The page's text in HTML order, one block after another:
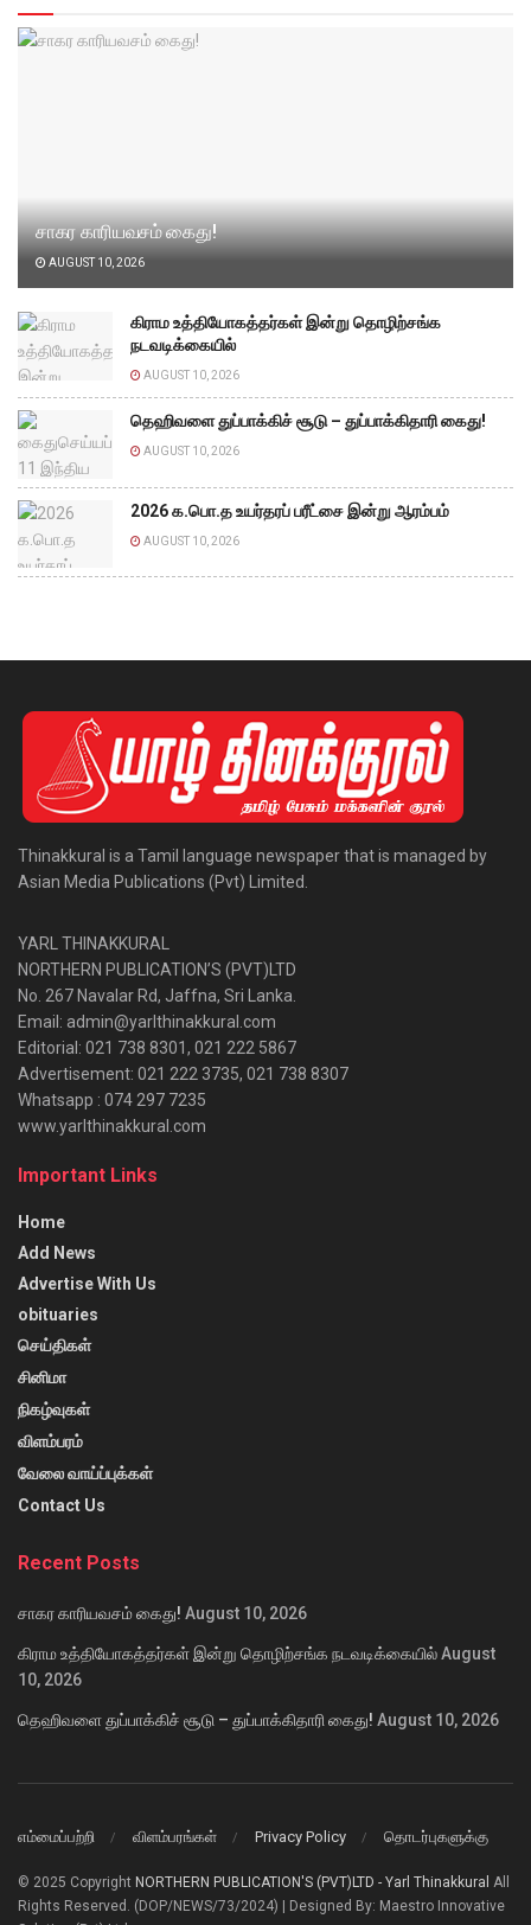
சாகர காரியவசம் கைது!
AUGUST 10, 2026
கிராம உத்தியோகத்தர்கள் இன்று தொழிற்சங்க
நடவடிக்கையில்
AUGUST 10, 2026
தெஹிவளை துப்பாக்கிச் சூடு – துப்பாக்கிதாரி கைது!
AUGUST 10, 2026
2026 க.பொ.த உயர்தரப் பரீட்சை இன்று ஆரம்பம்
AUGUST 10, 2026
Thinakkural is a Tamil language newspaper that is managed by
Asian Media Publications (Pvt) Limited.
YARL THINAKKURAL
NORTHERN PUBLICATION’S (PVT)LTD
No. 267 Navalar Rd, Jaffna, Sri Lanka.
Email: admin@yarlthinakkural.com
Editorial: 021 738 8301, 021 222 5867
Advertisement: 021 222 3735, 021 738 8307
Whatsapp : 074 297 7235
www.yarlthinakkural.com
Important Links
Home
Add News
Advertise With Us
obituaries
செய்திகள்
சினிமா
நிகழ்வுகள்
விளம்பரம்
வேலை வாய்ப்புக்கள்
Contact Us
Recent Posts
சாகர காரியவசம் கைது! August 10, 2026
கிராம உத்தியோகத்தர்கள் இன்று தொழிற்சங்க நடவடிக்கையில்August
10, 2026
தெஹிவளை துப்பாக்கிச் சூடு – துப்பாக்கிதாரி கைது! August 10, 2026
எம்மைப்பற்றி விளம்பரங்கள் Privacy Policy தொடர்புகளுக்கு
© 2025 Copyright NORTHERN PUBLICATION'S (PVT)LTD - Yarl Thinakkural All
Rights Reserved. (DOP/NEWS/73/2024) | Designed By: Maestro Innovative